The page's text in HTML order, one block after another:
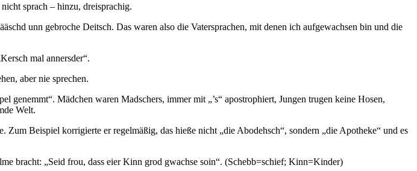
sprach – hinzu, dreisprachig.
unn gebroche Deitsch. Das waren also die Vatersprachen, mit denen ich aufgewachsen bin und die
mal annersder“.
aber nie sprechen.
Mädchen waren Madschers, immer mit „’s“ apostrophiert, Jungen trugen keine Hosen,
Welt.
Beispiel korrigierte er regelmäßig, das hieße nicht „die Abodehsch“, sondern „die Apotheke“ und es
bracht: „Seid frou, dass eier Kinn grod gwachse soin“. (Schebb=schief; Kinn=Kinder)